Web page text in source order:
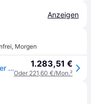
Anzeigen
, Morgen
Samsung Galaxy Z Fold7 (256GB, Silver Shadow, 8", SIM + eSIM, 5G), Smartphone, Silber 1.283,51 €
Oder 221,60 €/Mon.²